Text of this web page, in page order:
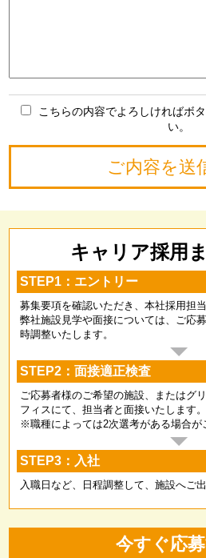
こちらの内容でよろしければボ
い。
キャリア採用
STEP1：エントリー
募集要項を確認いただき、本社採用担
弊社施設見学や面接については、ご応
時調整いたします。
STEP2：面接適正検査
ご応募者様のご希望の施設、またはグ
フィスにて、担当者と面接いたします。
※職種によっては2次選考がある場合が
STEP3：入社
入職日など、日程調整して、施設へご
今すぐ応